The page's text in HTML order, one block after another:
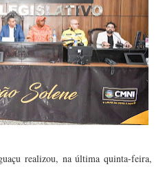
realizou, na última quinta-feira,